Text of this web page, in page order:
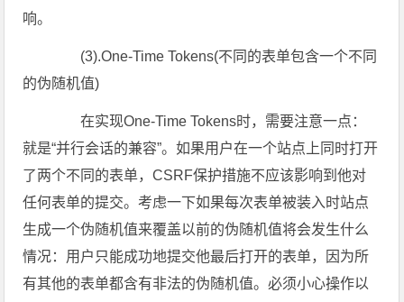
响。
(3).One-Time Tokens(不同的表单包含一个不同
的伪随机值)
在实现One-Time Tokens时，需要注意一点：
就是“并行会话的兼容”。如果用户在一个站点上同时打开
了两个不同的表单，CSRF保护措施不应该影响到他对
任何表单的提交。考虑一下如果每次表单被装入时站点
生成一个伪随机值来覆盖以前的伪随机值将会发生什么
情况：用户只能成功地提交他最后打开的表单，因为所
有其他的表单都含有非法的伪随机值。必须小心操作以